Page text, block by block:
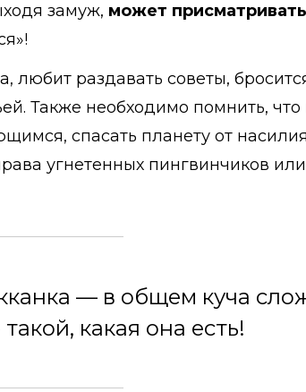
замуж, может
раздавать советы,
Также необходимо помнить, что
спасать планету от
угнетенных пингвинчиков
— в общем куча
какая она есть!